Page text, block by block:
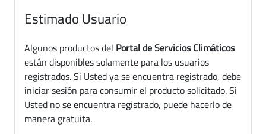
Estimado Usuario
Algunos productos del Portal de Servicios Climáticos
están disponibles solamente para los usuarios
registrados. Si Usted ya se encuentra registrado, debe
iniciar sesión para consumir el producto solicitado. Si
Usted no se encuentra registrado, puede hacerlo de
manera gratuita.